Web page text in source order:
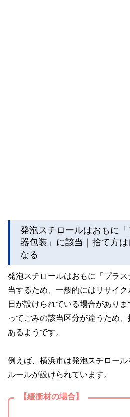
発泡スチロールはおもに
器包装」に該当｜捨て方
なる
発泡スチロールはおもに「プラ
当するため、一般的にはリサイ
日が設けられている場合があり
ってごみの該当区分が違うため
あるようです。
例えば、横浜市は発泡スチロー
ルールが設けられています。
【緩衝材の場合】